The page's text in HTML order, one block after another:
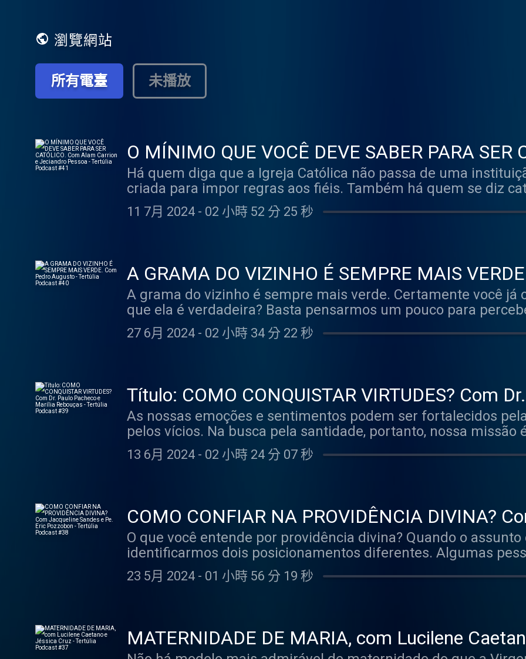
瀏覽網站
所有電臺 未播放
O MÍNIMO QUE VOCÊ DEVE SABER PARA SER
Alam Carrion e Jeciandro Pessoa - Tertúlia
Há quem diga que a Igreja Católica não passa de uma
criada para impor regras aos fiéis. Também há quem se diz
conceitos estão ultrapassados – e, portanto, se dá o direito de
que são católicos e sabem que, se tratando da Igreja de Nosso
de conformidade é contínuo, afinal, não é da noite para o dia
conhecimento sobre a fé católica – não mesmo! Por isso,
dessa caminhada, várias perguntas surjam. E tudo bem, nós
Não há nada de errado em questionar quando se tem a real
algo, assim como não há nada que ainda não tenha sido
questão de esclarecer todas as dúvidas, uma por uma, no
longo dos séculos. E foi pensando nessa realidade de
um episódio com um tema especial: um manual do católico ,
mínimo que deve saber para viver bem a sua fé. Essa
que estão iniciando a caminhada agora, mas também para os
avançados nela – porque é sempre bom se certificar de que o
acabar pisando em falso. E os convidados? Uma dupla de peso
11 7月 2024 - 02 小時 52 分 25 秒
A GRAMA DO VIZINHO É SEMPRE MAIS
Augusto - Tertúlia Podcast #40
A grama do vizinho é sempre mais verde. Certamente você já
que ela é verdadeira? Basta pensarmos um pouco para
a grama (ou seja, a vida do próximo), mas sobre nós mesmos.
expressão é a nossa realidade. Se achamos que a grama do
da nossa vida, como no trabalho, nas relações pessoais, na
bens materiais… E tudo isso evidencia que, no que diz respeito
um bom caminho a percorrer. Afinal, uma pessoa madura é
instalada na realidade, que a entende sem distorções e não se
e todos. E é sobre esse assunto que o Pedro Augusto
conosco neste 40º episódio do Tertúlia Podcast.
27 6月 2024 - 02 小時 34 分 22 秒
Título: COMO CONQUISTAR VIRTUDES? Com
Marília Rebouças - Tertúlia Podcast #39
As nossas emoções e sentimentos podem ser fortalecidos
pelos vícios. Na busca pela santidade, portanto, nossa missão
afastar-nos dos vícios. Algumas virtudes não podem ser
humano, e nos são concedidas por Deus. Já outras, contando
canonização, examina-se a presença das virtudes heroicas na
Logo, não resta dúvida de que essa é – ou deveria ser – uma
Mas vale ressaltar que não estamos nos referindo à concepção
virtuosa: aquela que acorda cedo, toma banho gelado, tem
durante o dia… Se não usarmos esses hábitos para nos
passarão de meros bons hábitos. Estamos falando da virtude
nisso que resolvemos trazer esse tema para o centro de mais
convidados incríveis! Para acabar com a romantização e a
13 6月 2024 - 02 小時 24 分 07 秒
COMO CONFIAR NA PROVIDÊNCIA DIVINA?
e Pe. Eric Pozzobon - Tertúlia Podcast #38
O que você entende por providência divina? Quando o assunto
identificarmos dois posicionamentos diferentes. Algumas
pensamento deísta, creem que Deus criou o mundo e que,
original, Seus planos deram errado . A partir daí, o Criador teria
nenhuma atitude, nenhum protagonismo – numa justa
sua salvação. No entanto, não precisamos nos esforçar muito
23 5月 2024 - 01 小時 56 分 19 秒
MATERNIDADE DE MARIA, com Lucilene